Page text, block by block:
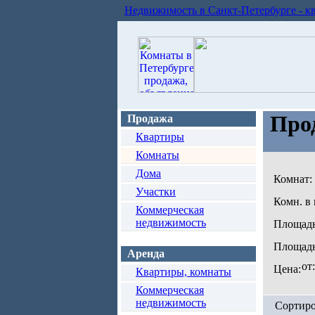
Недвижимость в Санкт-Петербурге -
Продажа
Квартиры
Комнаты
Дома
Участки
Коммерческая
недвижимость
Аренда
Квартиры, комнаты
Коммерческая
недвижимость
Комнат:
Комн. в
Цена: